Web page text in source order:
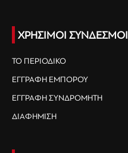
ΧΡΗΣΙΜΟΙ ΣΥΝΔΕΣΜΟΙ
ΤΟ ΠΕΡΙΟΔΙΚΟ
ΕΓΓΡΑΦΗ ΕΜΠΟΡΟΥ
ΕΓΓΡΑΦΗ ΣΥΝΔΡΟΜΗΤΗ
ΔΙΑΦΗΜΙΣΗ